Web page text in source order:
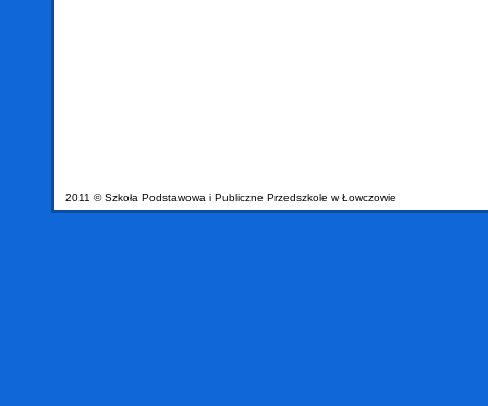
2011 © Szkoła Podstawowa i Publiczne Przedszkole w Łowczowie